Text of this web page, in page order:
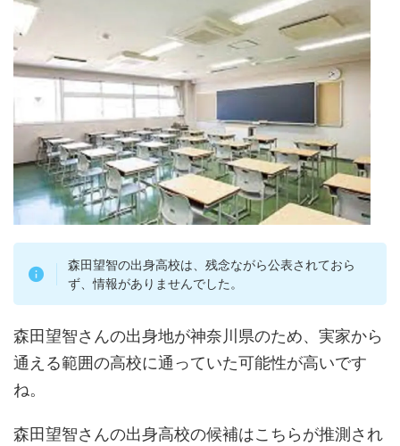
森田望智の出身高校は、残念ながら公表されておら
ず、情報がありませんでした。
森田望智さんの出身地が神奈川県のため、実家から
通える範囲の高校に通っていた可能性が高いです
ね。
森田望智さんの出身高校の候補はこちらが推測され